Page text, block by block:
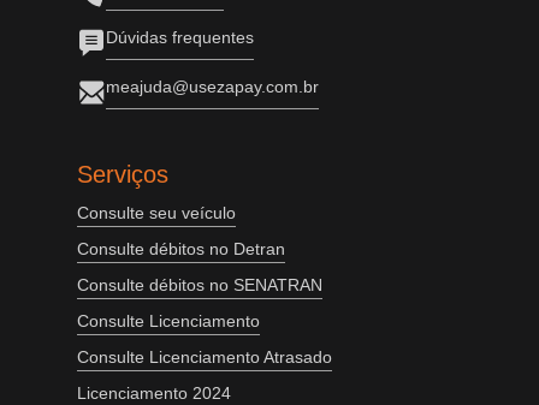
Dúvidas frequentes
meajuda@usezapay.com.br
Serviços
Consulte seu veículo
Consulte débitos no Detran
Consulte débitos no SENATRAN
Consulte Licenciamento
Consulte Licenciamento Atrasado
Licenciamento 2024